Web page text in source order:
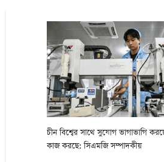
চীন বিশ্বের সাথে সুযোগ ভাগাভাগি
কাজ করছে: সিএমজি সম্পাদকীয়